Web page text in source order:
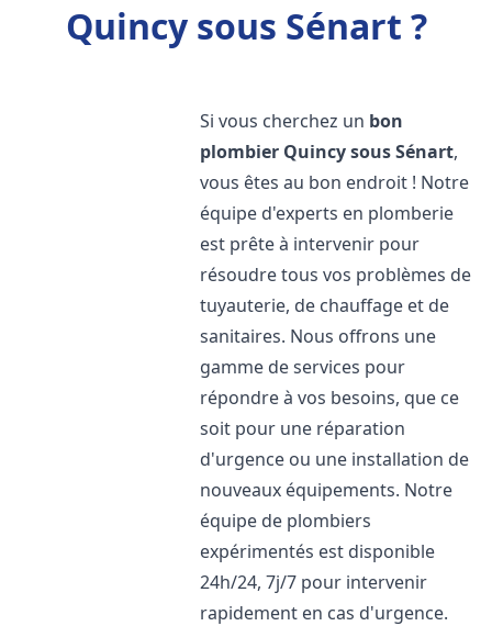
Quincy sous Sénart ?
Si vous cherchez un bon
plombier Quincy sous Sénart,
vous êtes au bon endroit ! Notre
équipe d'experts en plomberie
est prête à intervenir pour
résoudre tous vos problèmes de
tuyauterie, de chauffage et de
sanitaires. Nous offrons une
gamme de services pour
répondre à vos besoins, que ce
soit pour une réparation
d'urgence ou une installation de
nouveaux équipements. Notre
équipe de plombiers
expérimentés est disponible
24h/24, 7j/7 pour intervenir
rapidement en cas d'urgence.